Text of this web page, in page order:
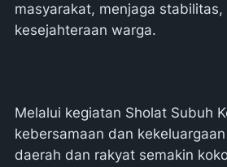
masyarakat, menjaga
kesejahteraan warga.
​Melalui kegiatan Sholat Subuh
kebersamaan dan
daerah dan rakyat semakin